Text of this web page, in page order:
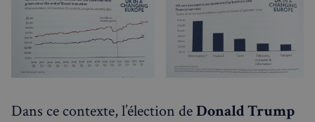
Dans ce contexte, l’élection deDonald Trump